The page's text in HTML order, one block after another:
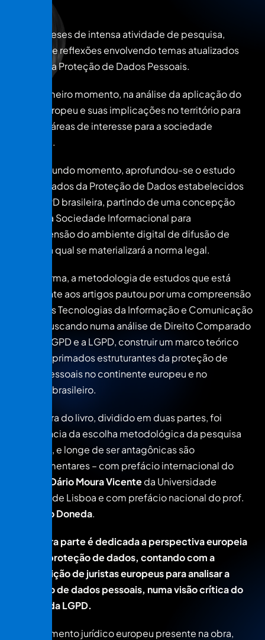
Foram meses de intensa atividade de pesquisa,
debates e reflexões envolvendo temas atualizados
acerca da Proteção de Dados Pessoais.
Num primeiro momento, na análise da aplicação do
RGPD europeu e suas implicações no território para
diversas áreas de interesse para a sociedade
brasileira.
Num segundo momento, aprofundou-se o estudo
dos primados da Proteção de Dados estabelecidos
pela LGPD brasileira, partindo de uma concepção
ampla da Sociedade Informacional para
compreensão do ambiente digital de difusão de
dados na qual se materializará a norma legal.
Desta forma, a metodologia de estudos que está
subjacente aos artigos pautou por uma compreensão
das novas Tecnologias da Informação e Comunicação
– TICs, buscando numa análise de Direito Comparado
entre o RGPD e a LGPD, construir um marco teórico
sobre os primados estruturantes da proteção de
dados pessoais no continente europeu e no
território brasileiro.
A estrutura do livro, dividido em duas partes, foi
decorrência da escolha metodológica da pesquisa
realizada, e longe de ser antagônicas são
complementares – com prefácio internacional do
Dário Moura Vicenteda Universidade
Clássica de Lisboa e com prefácio nacional do prof.
Danilo Doneda.
A primeira parte é dedicada a perspectiva europeia
sobre a proteção de dados, contando com a
contribuição de juristas europeus para analisar a
proteção de dados pessoais, numa visão crítica do
RGPD e da LGPD.
O pensamento jurídico europeu presente na obra,